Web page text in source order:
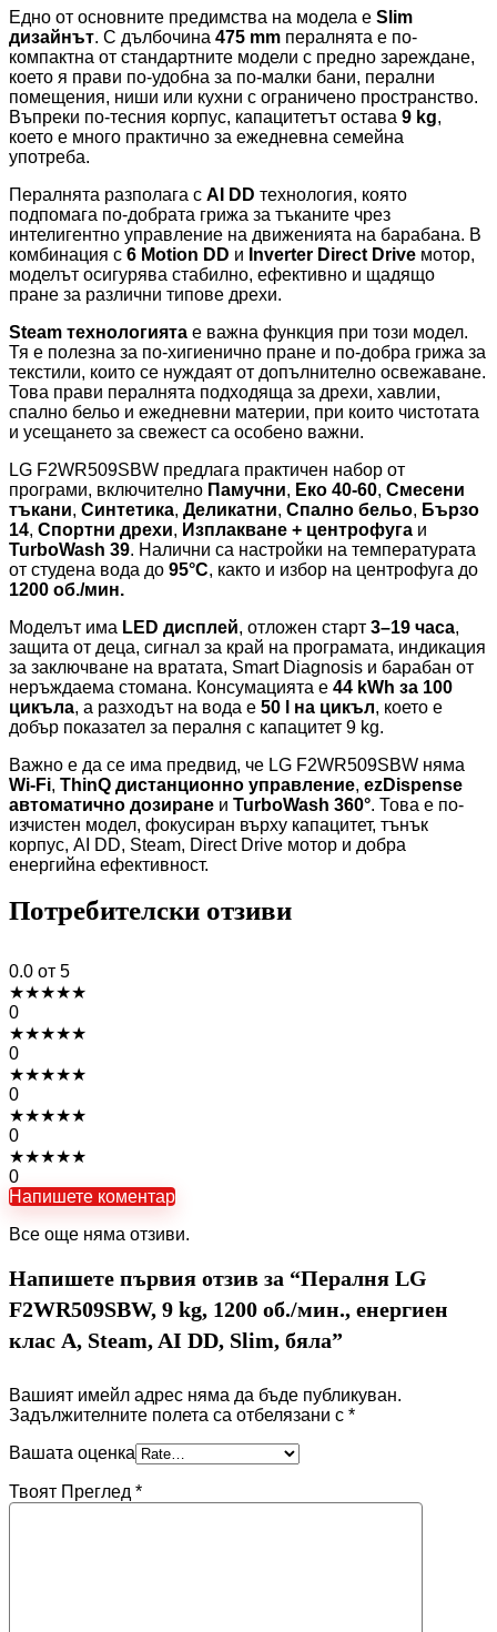
Едно от основните предимства на модела е Slim
дизайнът. С дълбочина 475 mm пералнята е по-
компактна от стандартните модели с предно зареждане,
което я прави по-удобна за по-малки бани, перални
помещения, ниши или кухни с ограничено пространство.
Въпреки по-тесния корпус, капацитетът остава 9 kg,
което е много практично за ежедневна семейна
употреба.
Пералнята разполага с AI DD технология, която
подпомага по-добрата грижа за тъканите чрез
интелигентно управление на движенията на барабана. В
комбинация с 6 Motion DD и Inverter Direct Drive мотор,
моделът осигурява стабилно, ефективно и щадящо
пране за различни типове дрехи.
Steam технологията е важна функция при този модел.
Тя е полезна за по-хигиенично пране и по-добра грижа за
текстили, които се нуждаят от допълнително освежаване.
Това прави пералнята подходяща за дрехи, хавлии,
спално бельо и ежедневни материи, при които чистотата
и усещането за свежест са особено важни.
LG F2WR509SBW предлага практичен набор от
програми, включително Памучни, Еко 40-60, Смесени
тъкани, Синтетика, Деликатни, Спално бельо, Бързо
14, Спортни дрехи, Изплакване + центрофуга и
TurboWash 39. Налични са настройки на температурата
от студена вода до 95°C, както и избор на центрофуга до
1200 об./мин.
Моделът има LED дисплей, отложен старт 3–19 часа,
защита от деца, сигнал за край на програмата, индикация
за заключване на вратата, Smart Diagnosis и барабан от
неръждаема стомана. Консумацията е 44 kWh за 100
цикъла, а разходът на вода е 50 l на цикъл, което е
добър показател за пералня с капацитет 9 kg.
Важно е да се има предвид, че LG F2WR509SBW няма
Wi-Fi, ThinQ дистанционно управление, ezDispense
автоматично дозиране и TurboWash 360°. Това е по-
изчистен модел, фокусиран върху капацитет, тънък
корпус, AI DD, Steam, Direct Drive мотор и добра
енергийна ефективност.
Потребителски отзиви
0.0 от 5
★★★★★
0
★★★★★
0
★★★★★
0
★★★★★
0
★★★★★
0
Напишете коментар
Все още няма отзиви.
Напишете първия отзив за “Пералня LG
F2WR509SBW, 9 kg, 1200 об./мин., енергиен
клас A, Steam, AI DD, Slim, бяла”
Вашият имейл адрес няма да бъде публикуван.
Задължителните полета са отбелязани с *
Вашата оценка
Твоят Преглед *